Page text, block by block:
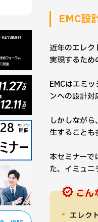
EMC設
近年のエレク
実現するため
EMCはエミ
ンへの設計対
しかしなが
生することも
本セミナーで
た、イミュ
こん
エレク